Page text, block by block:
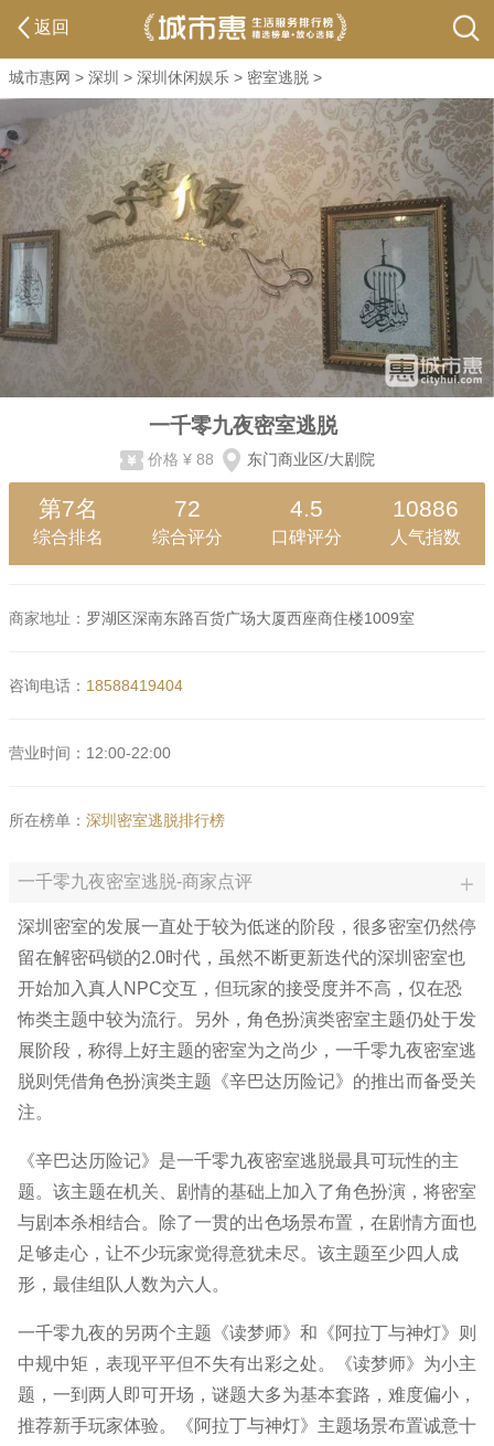
返回
城市惠网 > 深圳 > 深圳休闲娱乐 > 密室逃脱 >
一千零九夜密室逃脱
价格 ¥ 88 东门商业区/大剧院
第7名
综合排名
72
综合评分
4.5
口碑评分
10886
人气指数
商家地址： 罗湖区深南东路百货广场大厦西座商住楼1009室
咨询电话： 18588419404
营业时间：12:00-22:00
所在榜单： 深圳密室逃脱排行榜
一千零九夜密室逃脱-商家点评
深圳密室的发展一直处于较为低迷的阶段，很多密室仍然停
留在解密码锁的2.0时代，虽然不断更新迭代的深圳密室也
开始加入真人NPC交互，但玩家的接受度并不高，仅在恐
怖类主题中较为流行。另外，角色扮演类密室主题仍处于发
展阶段，称得上好主题的密室为之尚少，一千零九夜密室逃
脱则凭借角色扮演类主题《辛巴达历险记》的推出而备受关
注。
《辛巴达历险记》是一千零九夜密室逃脱最具可玩性的主
题。该主题在机关、剧情的基础上加入了角色扮演，将密室
与剧本杀相结合。除了一贯的出色场景布置，在剧情方面也
足够走心，让不少玩家觉得意犹未尽。该主题至少四人成
形，最佳组队人数为六人。
一千零九夜的另两个主题《读梦师》和《阿拉丁与神灯》则
中规中矩，表现平平但不失有出彩之处。《读梦师》为小主
题，一到两人即可开场，谜题大多为基本套路，难度偏小，
推荐新手玩家体验。《阿拉丁与神灯》主题场景布置诚意十